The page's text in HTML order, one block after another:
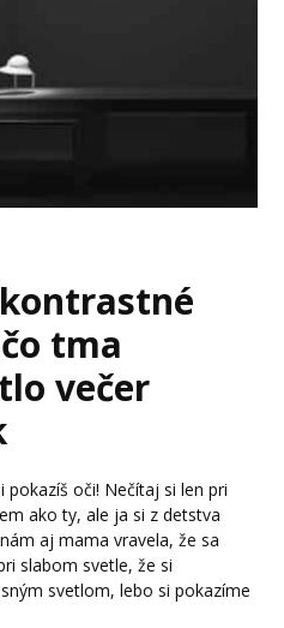
tma
večer
pokazíš oči! Nečítaj si len pri
ako ty, ale ja si z detstva
aj mama vravela, že sa
slabom svetle, že si
svetlom, lebo si pokazíme